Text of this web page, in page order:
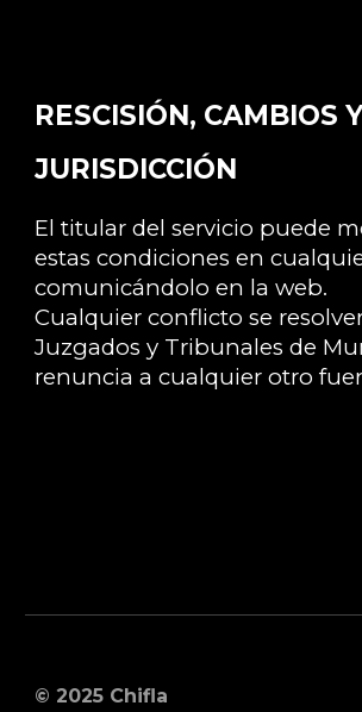
RESCISIÓN, CAMBIOS
JURISDICCIÓN
El titular del servicio puede
estas condiciones en
comunicándolo en la web.
Cualquier conflicto se
Juzgados y Tribunales de
renuncia a cualquier otro
© 2025 Chifla